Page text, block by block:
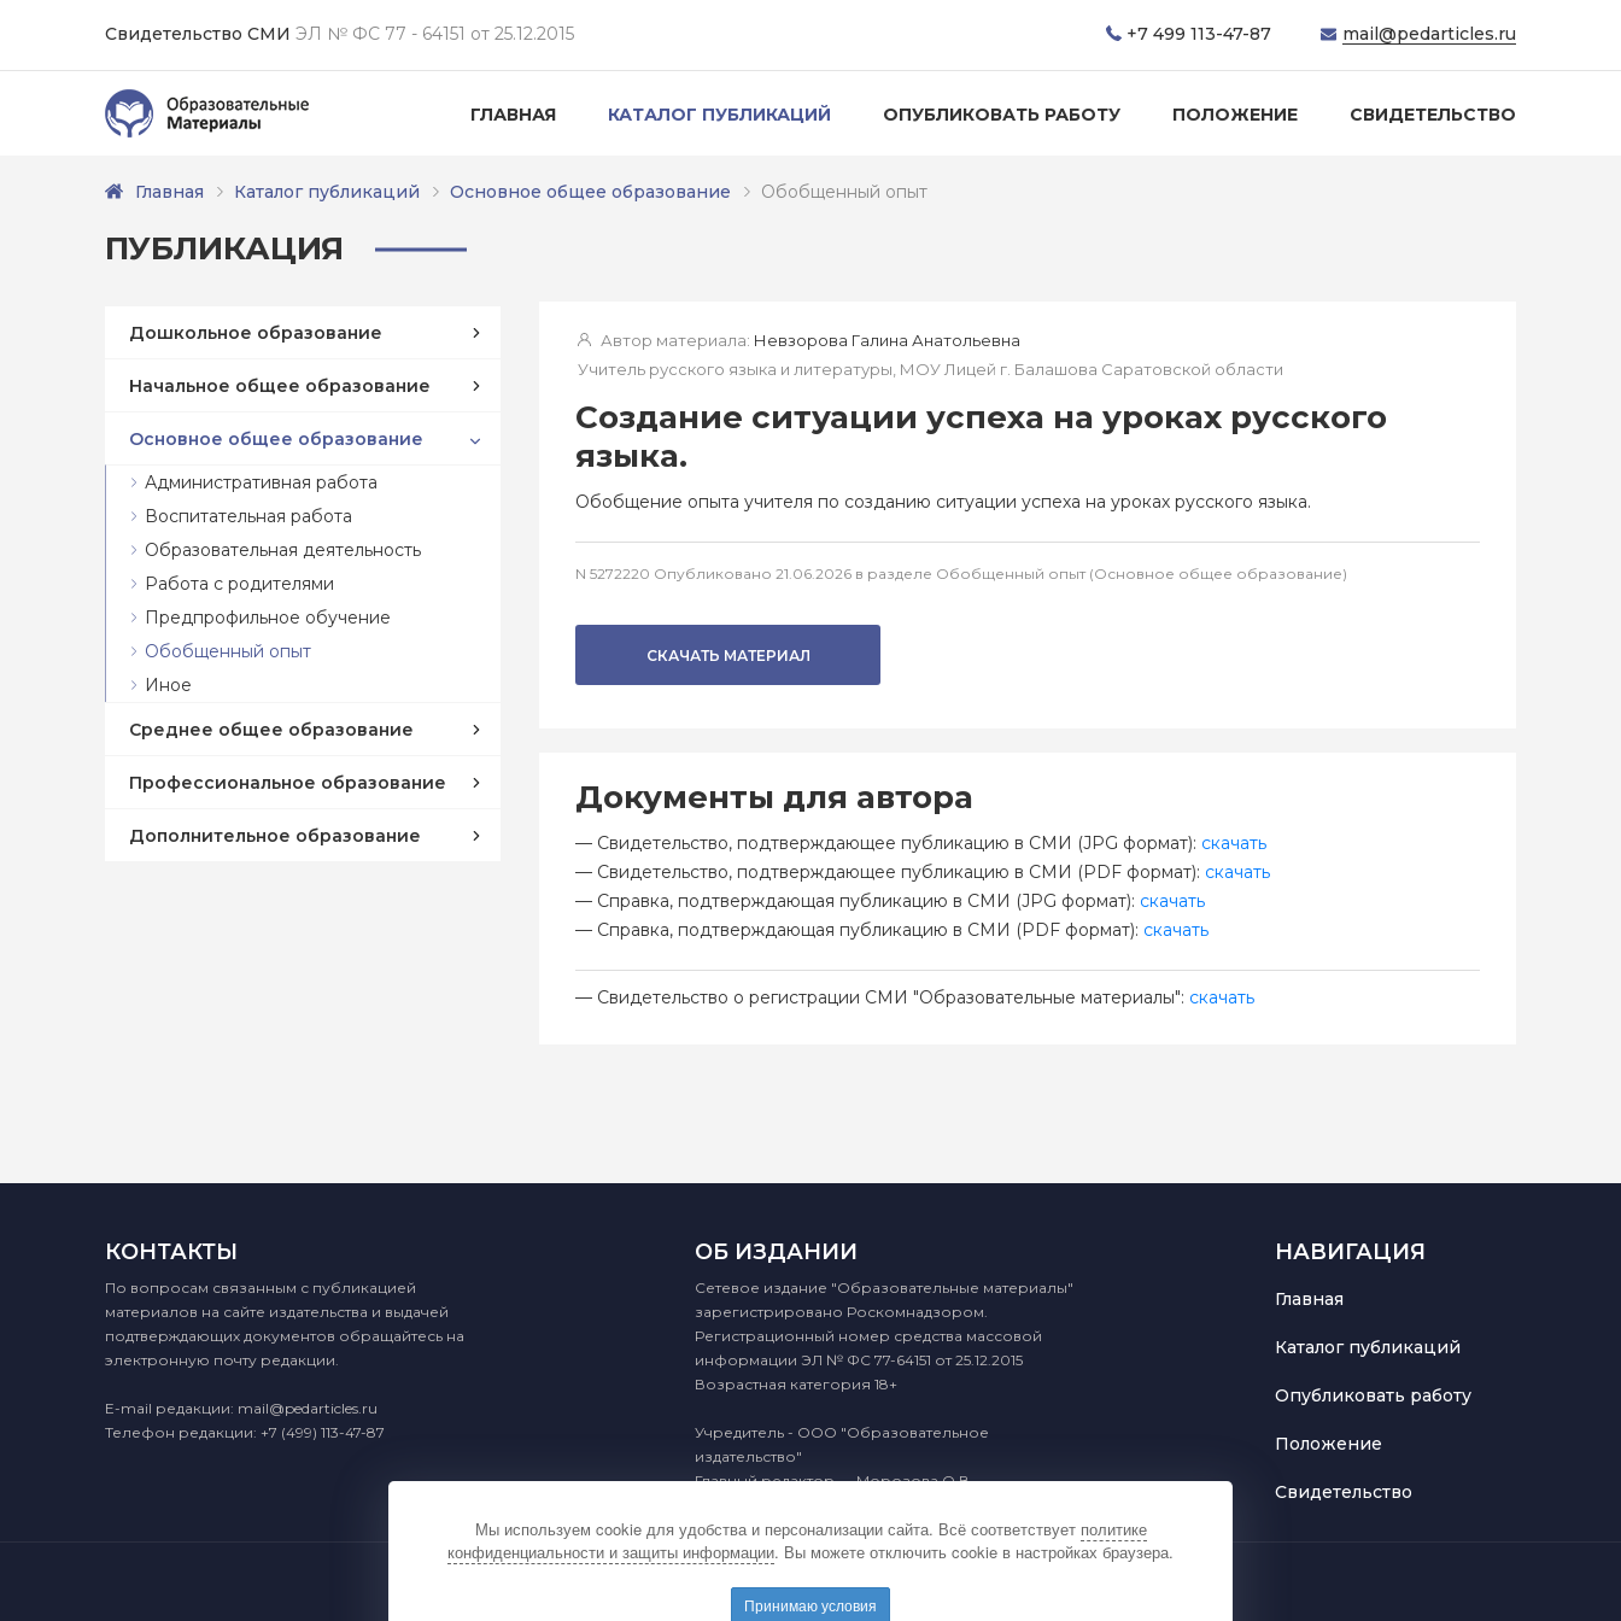
Свидетельство СМИ ЭЛ № ФС 77 - 64151 от 25.12.2015 +7 499 113-47-87 mail@pedarticles.ru
ГЛАВНАЯ КАТАЛОГ ПУБЛИКАЦИЙ ОПУБЛИКОВАТЬ РАБОТУ ПОЛОЖЕНИЕ СВИДЕТЕЛЬСТВО
Главная Каталог публикаций Основное общее образование Обобщенный опыт
ПУБЛИКАЦИЯ
Дошкольное образование
Начальное общее образование
Основное общее образование
Административная работа
Воспитательная работа
Образовательная деятельность
Работа с родителями
Предпрофильное обучение
Обобщенный опыт
Иное
Среднее общее образование
Профессиональное образование
Дополнительное образование
Автор материала: Невзорова Галина Анатольевна
Учитель русского языка и литературы, МОУ Лицей г. Балашова Саратовской области
Создание ситуации успеха на уроках русского
языка.
Обобщение опыта учителя по созданию ситуации успеха на уроках русского языка.
N 5272220 Опубликовано 21.06.2026 в разделе Обобщенный опыт (Основное общее образование)
СКАЧАТЬ МАТЕРИАЛ
Документы для автора
— Свидетельство, подтверждающее публикацию в СМИ (JPG формат): скачать
— Свидетельство, подтверждающее публикацию в СМИ (PDF формат): скачать
— Справка, подтверждающая публикацию в СМИ (JPG формат): скачать
— Справка, подтверждающая публикацию в СМИ (PDF формат): скачать
— Свидетельство о регистрации СМИ "Образовательные материалы": скачать
КОНТАКТЫ
По вопросам связанным с публикацией
материалов на сайте издательства и выдачей
подтверждающих документов обращайтесь на
электронную почту редакции.
E-mail редакции: mail@pedarticles.ru
Телефон редакции: +7 (499) 113-47-87
ОБ ИЗДАНИИ
Сетевое издание "Образовательные материалы"
зарегистрировано Роскомнадзором.
Регистрационный номер средства массовой
информации ЭЛ № ФС 77-64151 от 25.12.2015
Возрастная категория 18+
Учредитель - ООО "Образовательное
издательство"
Главный редактор — Морозова О.В.
НАВИГАЦИЯ
Главная
Каталог публикаций
Опубликовать работу
Положение
Свидетельство
Мы используем cookie для удобства и персонализации сайта. Всё соответствует политике
конфиденциальности и защиты информации. Вы можете отключить cookie в настройках браузера.
Принимаю условия